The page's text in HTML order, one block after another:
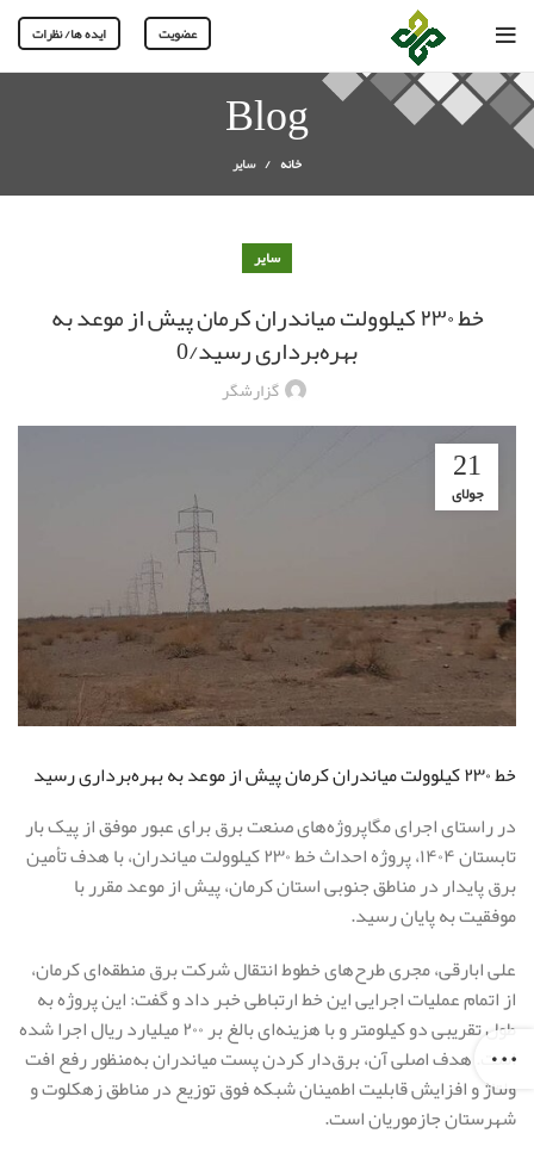
عضویت ایده ها/ نظرات
Blog
خانه سایر
سایر
خط ۲۳۰ کیلوولت میاندران کرمان پیش از موعد به
بهره‌برداری رسید/0
گزارشگر
21
جولای
خط ۲۳۰ کیلوولت میاندران کرمان پیش از موعد به بهره‌برداری رسید
در راستای اجرای مگاپروژه‌های صنعت برق برای عبور موفق از پیک بار
تابستان ۱۴۰۴، پروژه احداث خط ۲۳۰ کیلوولت میاندران، با هدف تأمین
برق پایدار در مناطق جنوبی استان کرمان، پیش از موعد مقرر با
موفقیت به پایان رسید.
علی ابارقی، مجری طرح‌های خطوط انتقال شرکت برق منطقه‌ای کرمان،
از اتمام عملیات اجرایی این خط ارتباطی خبر داد و گفت: این پروژه به
طول تقریبی دو کیلومتر و با هزینه‌ای بالغ بر ۲۰۰ میلیارد ریال اجرا شده
است. هدف اصلی آن، برق‌دار کردن پست میاندران به‌منظور رفع افت
ولتاژ و افزایش قابلیت اطمینان شبکه فوق توزیع در مناطق زهکلوت و
شهرستان جازموریان است.